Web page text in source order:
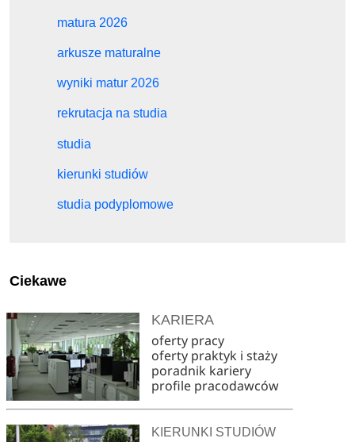
matura 2026
arkusze maturalne
wyniki matur 2026
rekrutacja na studia
studia
kierunki studiów
studia podyplomowe
Ciekawe
KARIERA
oferty pracy
oferty praktyk i staży
poradnik kariery
profile pracodawców
KIERUNKI STUDIÓW